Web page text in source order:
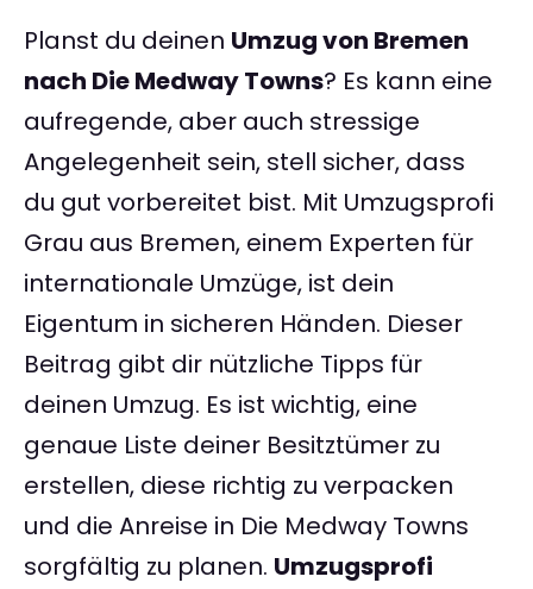
Planst du deinen Umzug von Bremen
nach Die Medway Towns? Es kann eine
aufregende, aber auch stressige
Angelegenheit sein, stell sicher, dass
du gut vorbereitet bist. Mit Umzugsprofi
Grau aus Bremen, einem Experten für
internationale Umzüge, ist dein
Eigentum in sicheren Händen. Dieser
Beitrag gibt dir nützliche Tipps für
deinen Umzug. Es ist wichtig, eine
genaue Liste deiner Besitztümer zu
erstellen, diese richtig zu verpacken
und die Anreise in Die Medway Towns
sorgfältig zu planen. Umzugsprofi